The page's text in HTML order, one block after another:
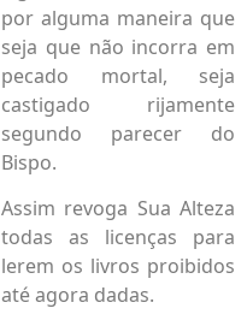
por alguma maneira que
seja que não incorra em
pecado mortal, seja
castigado rijamente
segundo parecer do
Bispo.
Assim revoga Sua Alteza
todas as licenças para
lerem os livros proibidos
até agora dadas.